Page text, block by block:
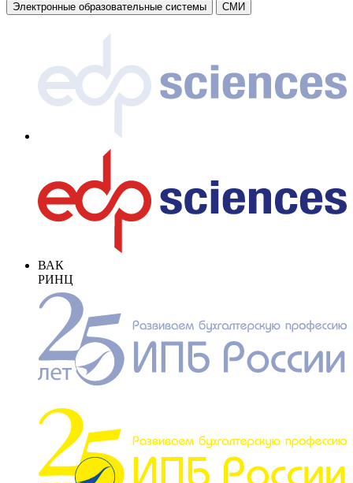
Электронные образовательные системы
СМИ
ВАК
РИНЦ